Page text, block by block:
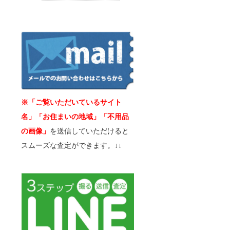
※「ご覧いただいているサイト
名」「お住まいの地域」「不用品
の画像」 を送信していただけると
スムーズな査定ができます。↓↓